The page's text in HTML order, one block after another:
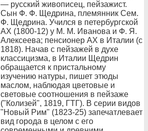
— русский живописец, пейзажист.
Сын Ф. Ф. Щедрина, племянник Сем.
Ф. Щедрина. Учился в петербургской
АХ (1800-12) у М. М. Иванова и Ф. Я.
Алексеева; пенсионер АХ в Италии (с
1818). Начав с пейзажей в духе
классицизма, в Италии Щедрин
обращается к пристальному
изучению натуры, пишет этюды
маслом, наблюдая цветовые и
световые соотношения в пейзаже
("Колизей", 1819, ГТГ). В серии видов
"Новый Рим" (1823-25) запечатлевает
вид города в целом с его